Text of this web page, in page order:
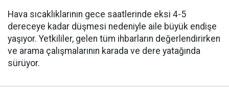
Hava sıcaklıklarının gece saatlerinde eksi 4-5
dereceye kadar düşmesi nedeniyle aile büyük endişe
yaşıyor. Yetkililer, gelen tüm ihbarların değerlendirirken
ve arama çalışmalarının karada ve dere yatağında
sürüyor.